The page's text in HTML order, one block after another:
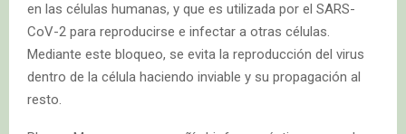
en las células humanas, y que es utilizada por el SARS-
CoV-2 para reproducirse e infectar a otras células.
Mediante este bloqueo, se evita la reproducción del virus
dentro de la célula haciendo inviable y su propagación al
resto.